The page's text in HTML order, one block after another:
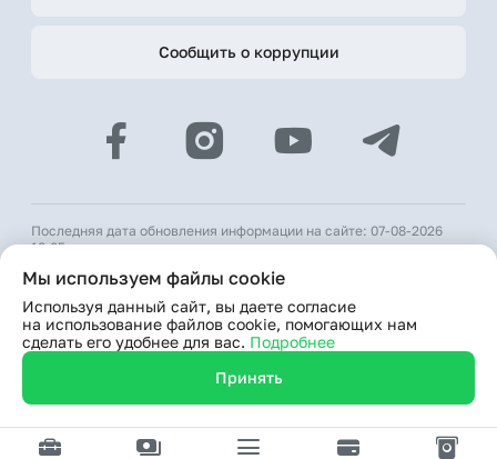
Сообщить о коррупции
Последняя дата обновления информации на сайте: 07-08-2026
18:05
© 2026 АКБ «Hamkorbank»
Лицензия № 64 ЦБ РУз от 31 августа 1991 г.
При использовании материалов сайта ссылка на веб-сайт
www.hamkorbank.uz обязательна
Продолжая пользование сайтом, я выражаю согласие
Мы используем файлы cookie
Используя данный сайт, вы даете согласие
на использование файлов cookie, помогающих нам
сделать его удобнее для вас. Подробнее
Принять